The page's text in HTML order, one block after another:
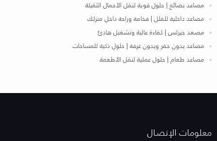
مصاعد بضائع | حلول قوية لنقل الأحمال الثقيلة
مصاعد داخلية للفلل | فخامة وراحة داخل منزلك
مصعد جيرلس | كفاءة عالية وتشغيل هادئ
مصاعد بدون حفر وبدون غرفة | حلول ذكية للمساحات
مصاعد طعام | حلول عملية لنقل الأطعمة
معلومات الإتصـال